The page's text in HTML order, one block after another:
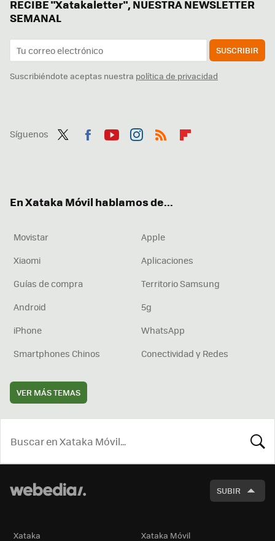
RECIBE "Xatakaletter", NUESTRA NEWSLETTER
SEMANAL
SUSCRIBIR
Suscribiéndote aceptas nuestra política de privacidad
Síguenos
En Xataka Móvil hablamos de...
Movistar
Apple
Xiaomi
Aplicaciones
Guías de compra
Territorio Samsung
Android
5g
iPhone
WhatsApp
Smartphones Chinos
Conectividad y Redes
VER MÁS TEMAS
SUBIR
Xataka Xataka Móvil